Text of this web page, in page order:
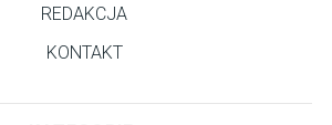
REDAKCJA
KONTAKT